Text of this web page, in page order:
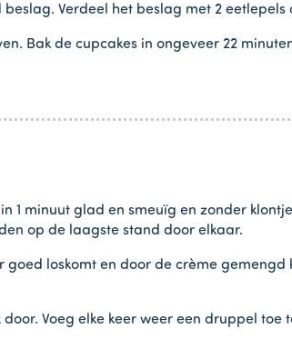
Verdeel het beslag met 2
Bak de cupcakes in ongeveer 22
1 minuut glad en smeuïg en zonder
op de laagste stand door elkaar.
loskomt en door de crème gemengd
Voeg elke keer weer een druppel